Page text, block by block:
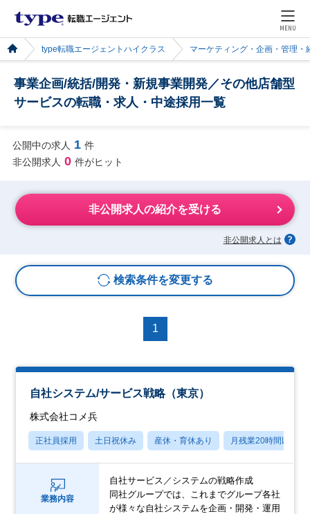
MENU
type転職エージェントハイクラス マーケティング・企画・管理・
事業企画/統括/開発・新規事業開発／その他店舗型
サービスの転職・求人・中途採用一覧
公開中の求人 1 件
非公開求人 0 件がヒット
非公開求人の紹介を受ける
非公開求人とは
検索条件を変更する
1
自社システム/サービス戦略（東京）
株式会社コメ兵
正社員採用 土日祝休み 産休・育休あり 月残業20時間以内
業務内容
自社サービス／システムの戦略作成
同社グループでは、これまでグループ各社
が様々な自社システムを企画・開発・運用